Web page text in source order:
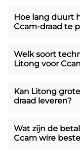
Hoe lang duurt
Ccam-draad te
Welk soort
Litong voor
Kan Litong
draad leveren?
Wat zijn de
Ccam wire